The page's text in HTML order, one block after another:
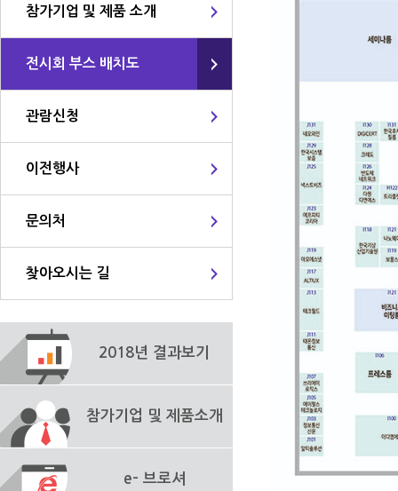
참가기업 및 제품 소개
전시회 부스 배치도
관람신청
이전행사
문의처
찾아오시는 길
2018년 결과보기
참가기업 및 제품소개
e- 브로셔